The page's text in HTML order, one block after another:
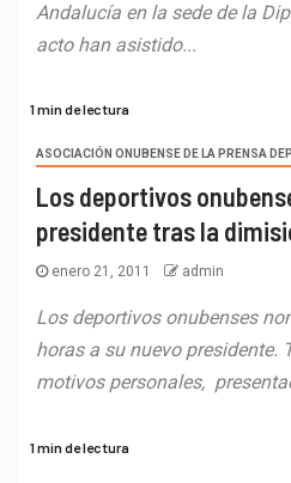
Andalucía en la sede de la
acto han asistido...
1 min de lectura
ASOCIACIÓN ONUBENSE DE LA PRENSA
Los deportivos
presidente tras la
enero 21, 2011 admin
Los deportivos onubenses
horas a su nuevo presidente.
motivos personales,
1 min de lectura